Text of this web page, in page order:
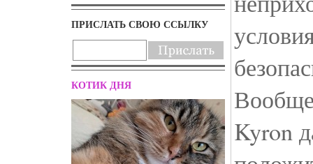
ПРИСЛАТЬ СВОЮ ССЫЛКУ
КОТИК ДНЯ
Kyron